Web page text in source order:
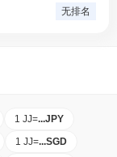
无排名
1 JJ=...JPY
1 JJ=...SGD